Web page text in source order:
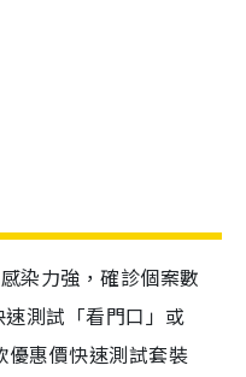
染力強，確診個案數
測試「看門口」或
優惠價快速測試套裝